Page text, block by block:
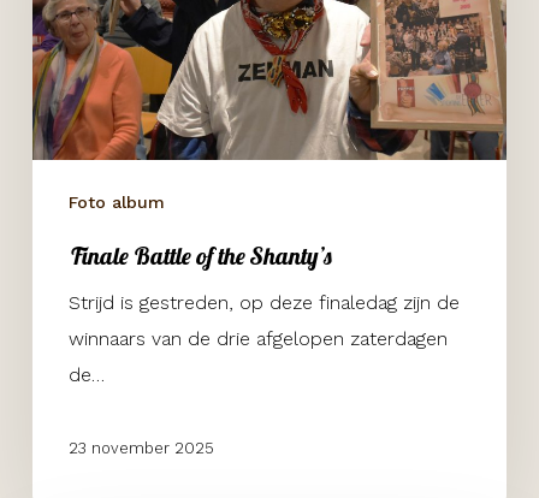
Shanty’s
Foto album
Finale Battle of the Shanty’s
Strijd is gestreden, op deze finaledag zijn de
winnaars van de drie afgelopen zaterdagen
de…
23 november 2025